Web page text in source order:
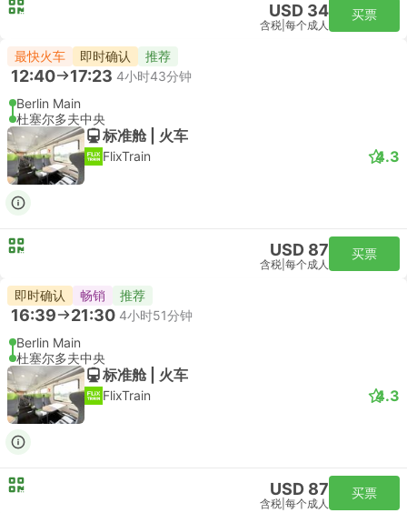
USD 34
含税 每个成人
买票
最快火车 即时确认 推荐
12:40 17:23 4小时43分钟
Berlin Main
杜塞尔多夫中央
标准舱 | 火车
FlixTrain 4.3
USD 87
含税 每个成人
买票
即时确认 畅销 推荐
16:39 21:30 4小时51分钟
Berlin Main
杜塞尔多夫中央
标准舱 | 火车
FlixTrain 4.3
USD 87
含税 每个成人
买票